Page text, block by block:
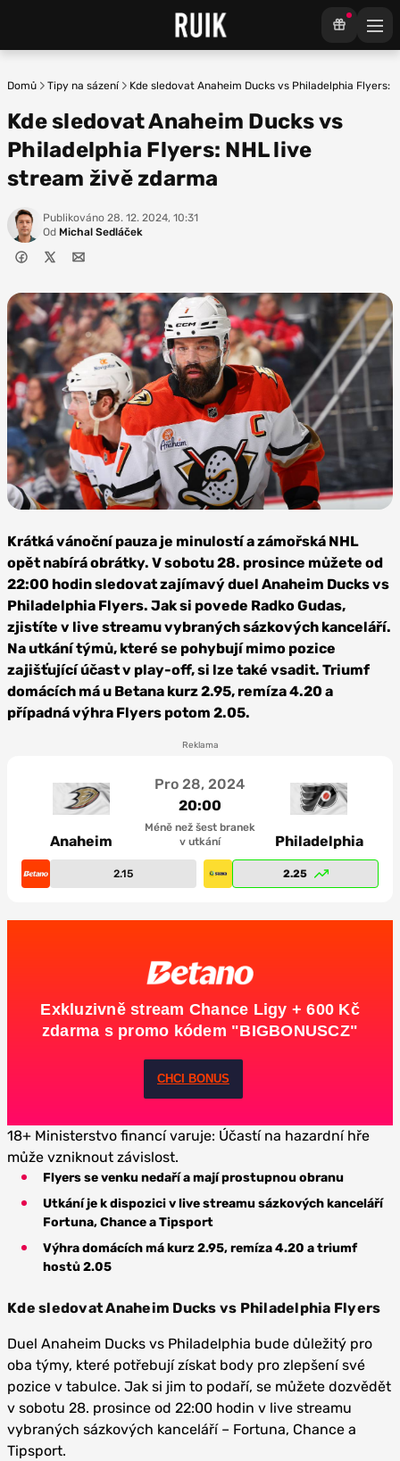
Domů Tipy na sázení Kde sledovat Anaheim Ducks vs Philadelphia Flyers:
Kde sledovat Anaheim Ducks vs
Philadelphia Flyers: NHL live
stream živě zdarma
Publikováno 28. 12. 2024, 10:31
Od Michal Sedláček
Getty Images
Krátká vánoční pauza je minulostí a zámořská NHL
opět nabírá obrátky. V sobotu 28. prosince můžete od
22:00 hodin sledovat zajímavý duel Anaheim Ducks vs
Philadelphia Flyers. Jak si povede Radko Gudas,
zjistíte v live streamu vybraných sázkových kanceláří.
Na utkání týmů, které se pohybují mimo pozice
zajišťující účast v play-off, si lze také vsadit. Triumf
domácích má u Betana kurz 2.95, remíza 4.20 a
případná výhra Flyers potom 2.05.
Reklama
Anaheim
Pro 28, 2024
20:00
Méně než šest branek
v utkání
Philadelphia
2.15 2.25
Exkluzivně stream Chance Ligy + 600 Kč
zdarma s promo kódem "BIGBONUSCZ"
CHCI BONUS
18+ Ministerstvo financí varuje: Účastí na hazardní hře
může vzniknout závislost.
Flyers se venku nedaří a mají prostupnou obranu
Utkání je k dispozici v live streamu sázkových kanceláří
Fortuna, Chance a Tipsport
Výhra domácích má kurz 2.95, remíza 4.20 a triumf
hostů 2.05
Kde sledovat Anaheim Ducks vs Philadelphia Flyers
Duel Anaheim Ducks vs Philadelphia bude důležitý pro
oba týmy, které potřebují získat body pro zlepšení své
pozice v tabulce. Jak si jim to podaří, se můžete dozvědět
v sobotu 28. prosince od 22:00 hodin v live streamu
vybraných sázkových kanceláří – Fortuna, Chance a
Tipsport.